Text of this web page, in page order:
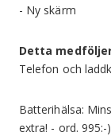
- Ny skärm
Detta
Telefon och
Batterihälsa:
extra! - ord. 995:-)